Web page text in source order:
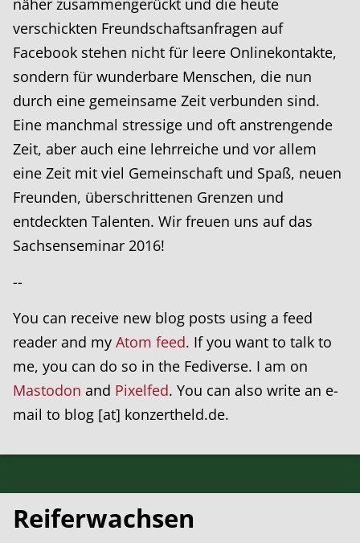
näher zusammengerückt und die heute
verschickten Freundschaftsanfragen auf
Facebook stehen nicht für leere Onlinekontakte,
sondern für wunderbare Menschen, die nun
durch eine gemeinsame Zeit verbunden sind.
Eine manchmal stressige und oft anstrengende
Zeit, aber auch eine lehrreiche und vor allem
eine Zeit mit viel Gemeinschaft und Spaß, neuen
Freunden, überschrittenen Grenzen und
entdeckten Talenten. Wir freuen uns auf das
Sachsenseminar 2016!
--
You can receive new blog posts using a feed
reader and my Atom feed. If you want to talk to
me, you can do so in the Fediverse. I am on
Mastodon and Pixelfed. You can also write an e-
mail to blog [at] konzertheld.de.
Reiferwachsen